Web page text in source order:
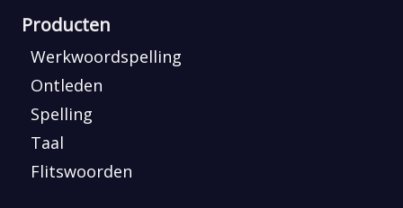
Producten
Werkwoordspelling
Ontleden
Spelling
Taal
Flitswoorden